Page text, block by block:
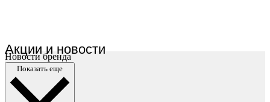
Акции и новости
Новости бренда
Показать еще